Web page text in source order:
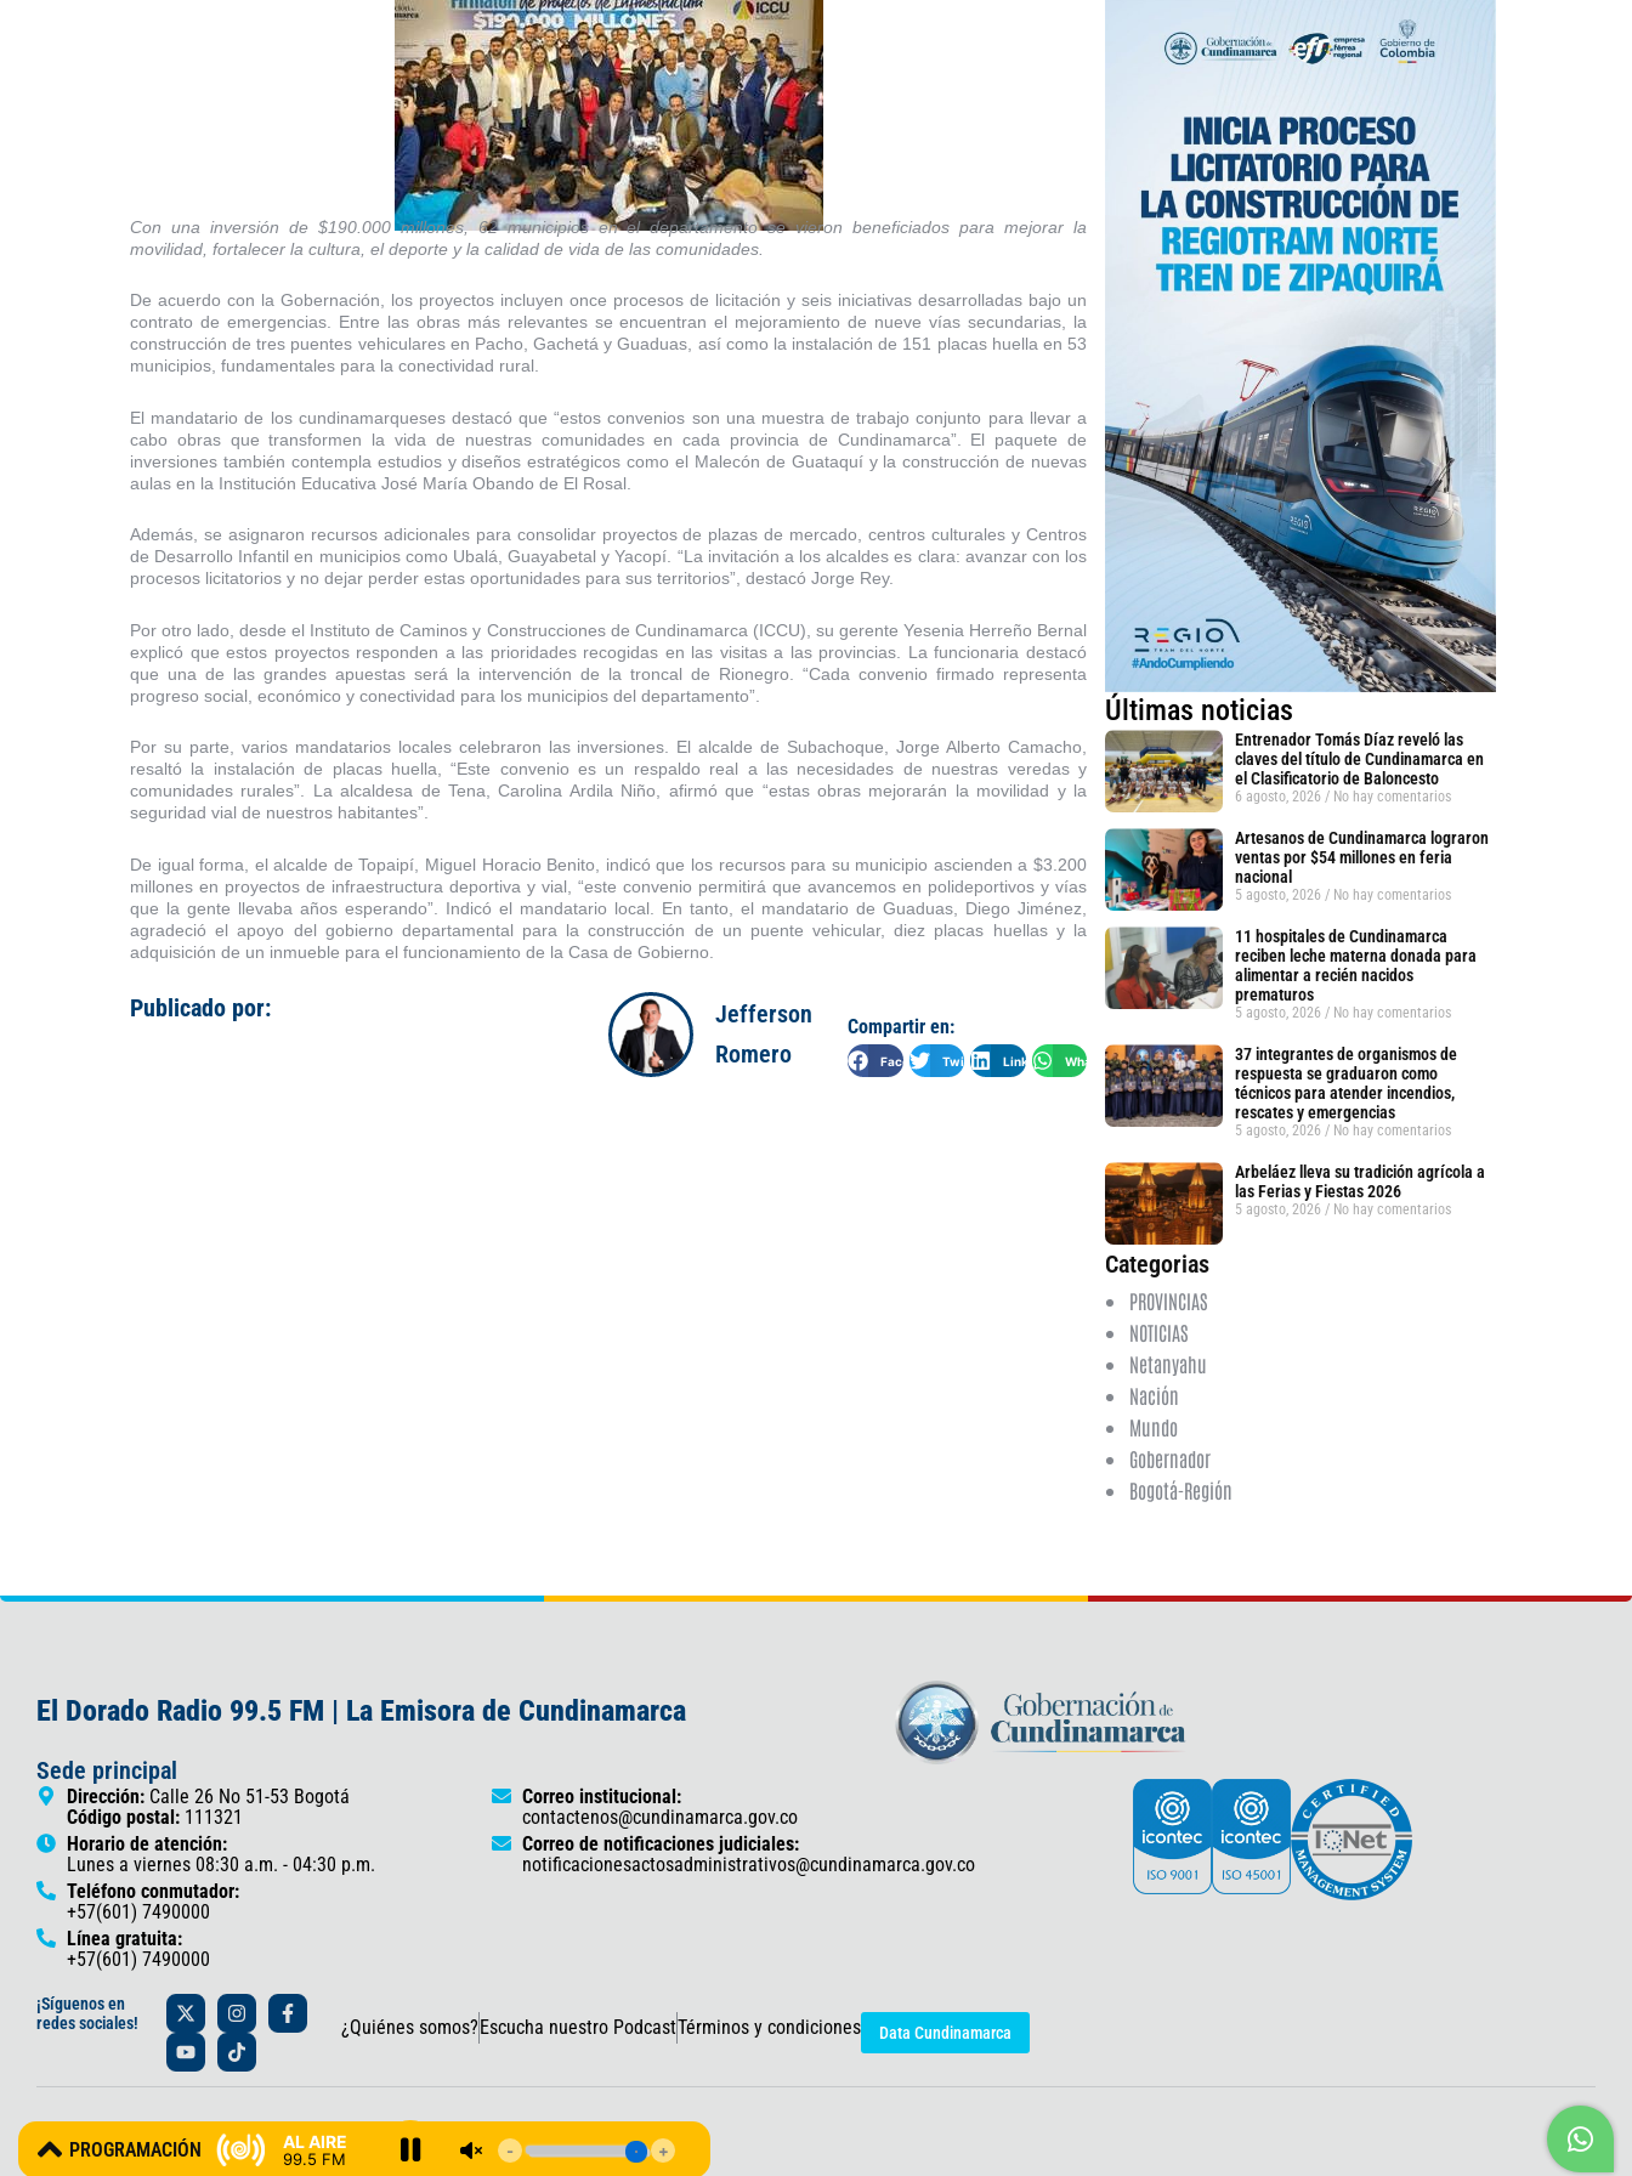
Con una inversión de $190.000 millones, 62 municipios en el departamento se vieron beneficiados para mejorar la
movilidad, fortalecer la cultura, el deporte y la calidad de vida de las comunidades.
De acuerdo con la Gobernación, los proyectos incluyen once procesos de licitación y seis iniciativas desarrolladas bajo un
contrato de emergencias. Entre las obras más relevantes se encuentran el mejoramiento de nueve vías secundarias, la
construcción de tres puentes vehiculares en Pacho, Gachetá y Guaduas, así como la instalación de 151 placas huella en 53
municipios, fundamentales para la conectividad rural.
El mandatario de los cundinamarqueses destacó que “estos convenios son una muestra de trabajo conjunto para llevar a
cabo obras que transformen la vida de nuestras comunidades en cada provincia de Cundinamarca”. El paquete de
inversiones también contempla estudios y diseños estratégicos como el Malecón de Guataquí y la construcción de nuevas
aulas en la Institución Educativa José María Obando de El Rosal.
Además, se asignaron recursos adicionales para consolidar proyectos de plazas de mercado, centros culturales y Centros
de Desarrollo Infantil en municipios como Ubalá, Guayabetal y Yacopí. “La invitación a los alcaldes es clara: avanzar con los
procesos licitatorios y no dejar perder estas oportunidades para sus territorios”, destacó Jorge Rey.
Por otro lado, desde el Instituto de Caminos y Construcciones de Cundinamarca (ICCU), su gerente Yesenia Herreño Bernal
explicó que estos proyectos responden a las prioridades recogidas en las visitas a las provincias. La funcionaria destacó
que una de las grandes apuestas será la intervención de la troncal de Rionegro. “Cada convenio firmado representa
progreso social, económico y conectividad para los municipios del departamento”.
Por su parte, varios mandatarios locales celebraron las inversiones. El alcalde de Subachoque, Jorge Alberto Camacho,
resaltó la instalación de placas huella, “Este convenio es un respaldo real a las necesidades de nuestras veredas y
comunidades rurales”. La alcaldesa de Tena, Carolina Ardila Niño, afirmó que “estas obras mejorarán la movilidad y la
seguridad vial de nuestros habitantes”.
De igual forma, el alcalde de Topaipí, Miguel Horacio Benito, indicó que los recursos para su municipio ascienden a $3.200
millones en proyectos de infraestructura deportiva y vial, “este convenio permitirá que avancemos en polideportivos y vías
que la gente llevaba años esperando”. Indicó el mandatario local. En tanto, el mandatario de Guaduas, Diego Jiménez,
agradeció el apoyo del gobierno departamental para la construcción de un puente vehicular, diez placas huellas y la
adquisición de un inmueble para el funcionamiento de la Casa de Gobierno.
Publicado por:
Jefferson
Romero
Compartir en:
Facebook Twitter LinkedIn WhatsApp
Últimas noticias
Entrenador Tomás Díaz reveló las
claves del título de Cundinamarca en
el Clasificatorio de Baloncesto
6 agosto, 2026 No hay comentarios
Artesanos de Cundinamarca lograron
ventas por $54 millones en feria
nacional
5 agosto, 2026 No hay comentarios
11 hospitales de Cundinamarca
reciben leche materna donada para
alimentar a recién nacidos
prematuros
5 agosto, 2026 No hay comentarios
37 integrantes de organismos de
respuesta se graduaron como
técnicos para atender incendios,
rescates y emergencias
5 agosto, 2026 No hay comentarios
Arbeláez lleva su tradición agrícola a
las Ferias y Fiestas 2026
5 agosto, 2026 No hay comentarios
Categorias
PROVINCIAS
NOTICIAS
Netanyahu
Nación
Mundo
Gobernador
Bogotá-Región
El Dorado Radio 99.5 FM | La Emisora de Cundinamarca
Sede principal
Dirección: Calle 26 No 51-53 Bogotá
Código postal: 111321
Horario de atención:
Lunes a viernes 08:30 a.m. - 04:30 p.m.
Teléfono conmutador:
+57(601) 7490000
Línea gratuita:
+57(601) 7490000
Correo institucional:
contactenos@cundinamarca.gov.co
Correo de notificaciones judiciales:
notificacionesactosadministrativos@cundinamarca.gov.co
AL AIRE
99.5 FM
¡Síguenos en
redes sociales!
X
-
t
w
i
t
e
r
I
n
s
t
a
r
a
m
F
a
c
o
k
-
Y
o
u
t
u
e
T
i
k
t
o
¿Quiénes somos?Escucha nuestro PodcastTérminos y condiciones Data Cundinamarca
© 2025 Gobernación de Cundinamarca – Oficina de Prensa y Comunicaciones
PROGRAMACIÓN